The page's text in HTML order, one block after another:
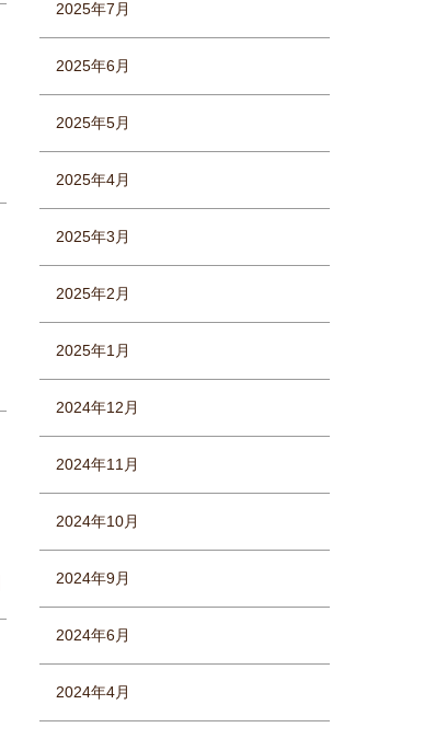
2025年7月
2025年6月
2025年5月
2025年4月
2025年3月
2025年2月
2025年1月
2024年12月
2024年11月
2024年10月
2024年9月
2024年6月
2024年4月